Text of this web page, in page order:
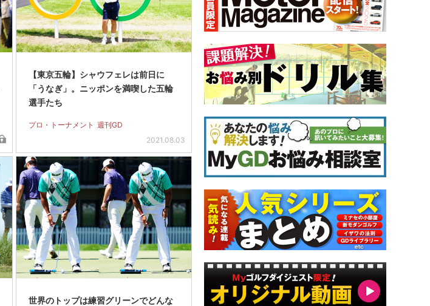
【東京五輪】シャウフェレは前日に
「うなぎ」。ニッポンを満喫した五輪
選手たち
プロ・トーナメント 週刊GD
2021.08.03
世界のトップは練習グリーンでどんな